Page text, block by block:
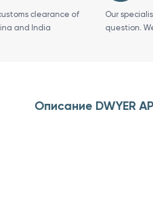
clearance of
and India
Our
question.
Описание DWYER